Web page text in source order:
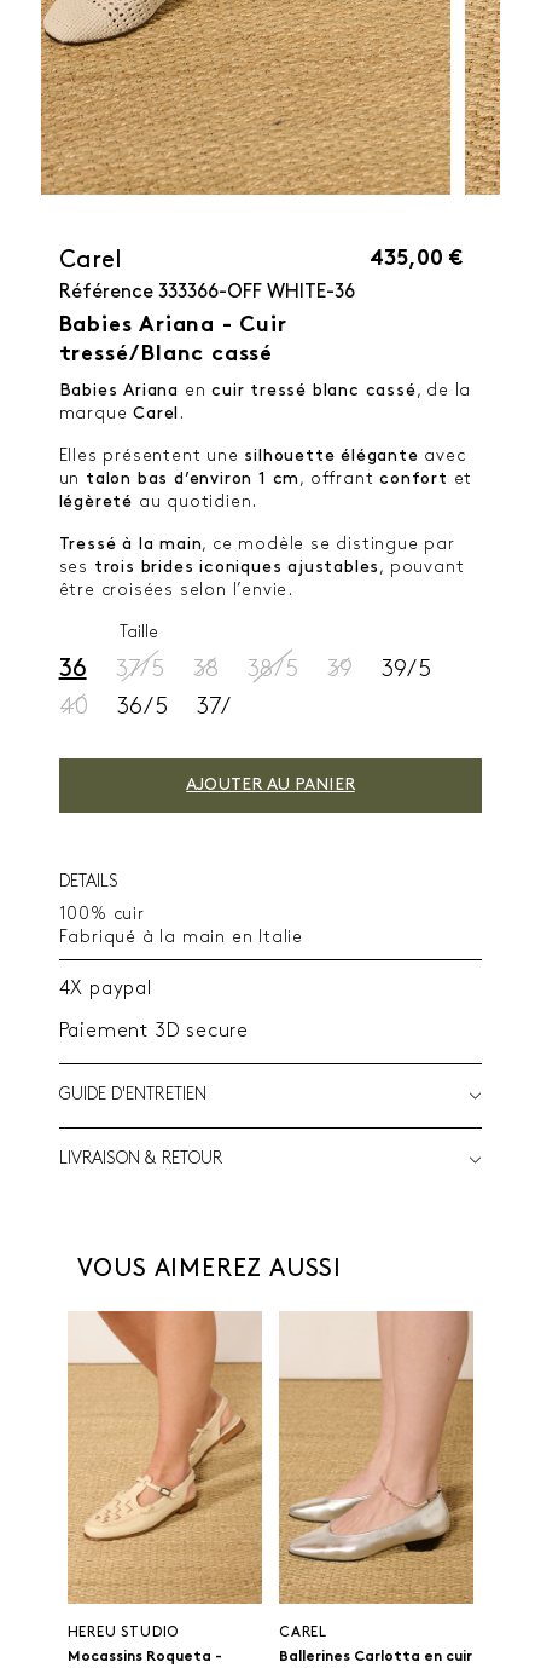
Carel
Référence 333366-OFF WHITE-36
Babies Ariana - Cuir
tressé/Blanc cassé
435,00 €
Babies Ariana encuir tressé blanc cassé, de la
marqueCarel .
Elles présentent une silhouette élégante avec
un talon bas d’environ 1 cm , offrantconfort et
légèreté au quotidien.
Tressé à la main, ce modèle se distingue par
ses trois brides iconiques ajustables , pouvant
être croisées selon l’envie.
Taille
36 37/5 38 38/5 39
39/5
40
36/5 37/
AJOUTER AU PANIER
DETAILS
100% cuir
Fabriqué à la main en Italie
4X paypal
Paiement 3D secure
GUIDE D'ENTRETIEN
LIVRAISON & RETOUR
VOUS AIMEREZ AUSSI
HEREU STUDIO
Mocassins Roqueta -
CAREL
Ballerines Carlotta en cuir